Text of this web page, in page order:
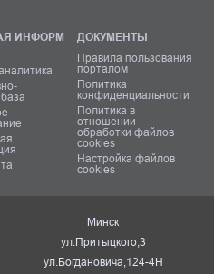
ИНФОРМ
ДОКУМЕНТЫ
Правила пользования
порталом
Политика
конфиденциальности
Политика в
отношении
обработки файлов
cookies
Настройка файлов
cookies
Минск
ул.Притыцкого,3
ул.Богдановича,124-4Н